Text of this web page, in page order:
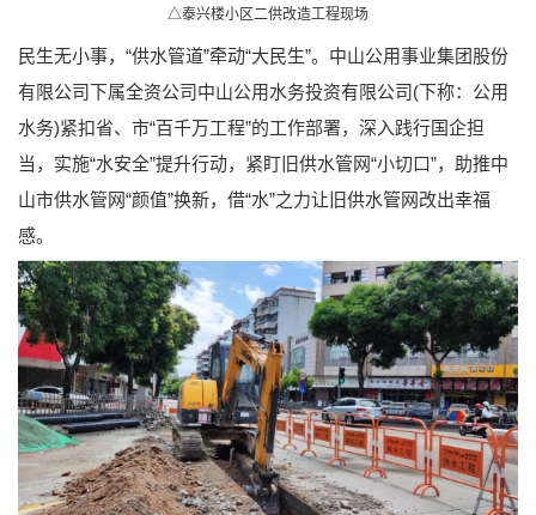
△泰兴楼小区二供改造工程现场
民生无小事，“供水管道”牵动“大民生”。中山公用事业集团股份
有限公司下属全资公司中山公用水务投资有限公司(下称：公用
水务)紧扣省、市“百千万工程”的工作部署，深入践行国企担
当，实施“水安全”提升行动，紧盯旧供水管网“小切口”，助推中
山市供水管网“颜值”换新，借“水”之力让旧供水管网改出幸福
感。